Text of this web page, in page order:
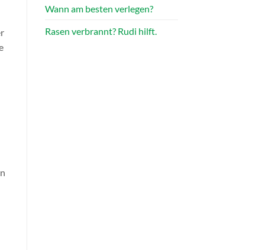
Wann am besten verlegen?
Rasen verbrannt? Rudi hilft.